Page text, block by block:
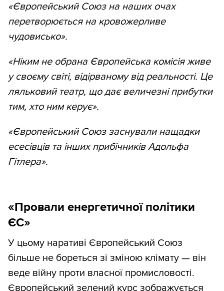
«Європейський Союз на наших очах
перетворюється на кровожерливе
чудовисько».
«Ніким не обрана Європейська комісія живе
у своєму світі, відірваному від реальності. Це
ляльковий театр, що дає величезні прибутки
тим, хто ним керує».
«Європейський Союз заснували нащадки
есесівців та інших прибічників Адольфа
Гітлера».
«Провали енергетичної політики
ЄС»
У цьому наративі Європейський Союз
більше не бореться зі зміною клімату — він
веде війну проти власної промисловості.
Європейський зелений курс зображується